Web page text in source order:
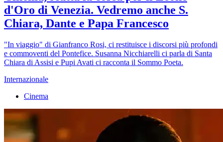
d'Oro di Venezia. Vedremo anche S.
Chiara, Dante e Papa Francesco
"In viaggio" di Gianfranco Rosi, ci restituisce i discorsi più profondi
e commoventi del Pontefice. Susanna Nicchiarelli ci parla di Santa
Chiara di Assisi e Pupi Avati ci racconta il Sommo Poeta.
Internazionale
Cinema